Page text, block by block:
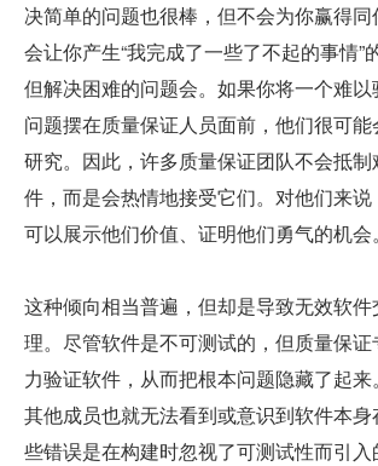
决简单的问题也很棒，但不会为你赢得
会让你产生“我完成了一些了不起的事情”
但解决困难的问题会。如果你将一个难
问题摆在质量保证人员面前，他们很可
研究。因此，许多质量保证团队不会抵
件，而是会热情地接受它们。对他们来
可以展示他们价值、证明他们勇气的机会。
这种倾向相当普遍，但却是导致无效软
理。尽管软件是不可测试的，但质量保
力验证软件，从而把根本问题隐藏了起
其他成员也就无法看到或意识到软件本
些错误是在构建时忽视了可测试性而引入